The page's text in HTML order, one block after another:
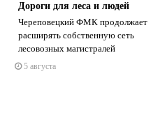
Дороги для леса и людей
Череповецкий ФМК продолжает
расширять собственную сеть
лесовозных магистралей
5 августа